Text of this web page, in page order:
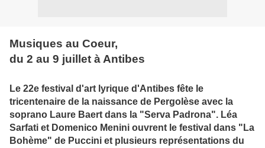
Musiques au Coeur,
du 2 au 9 juillet à Antibes
Le 22e festival d'art lyrique d'Antibes fête le
tricentenaire de la naissance de Pergolèse avec la
soprano Laure Baert dans la "Serva Padrona". Léa
Sarfati et Domenico Menini ouvrent le festival dans "La
Bohème" de Puccini et plusieurs représentations du